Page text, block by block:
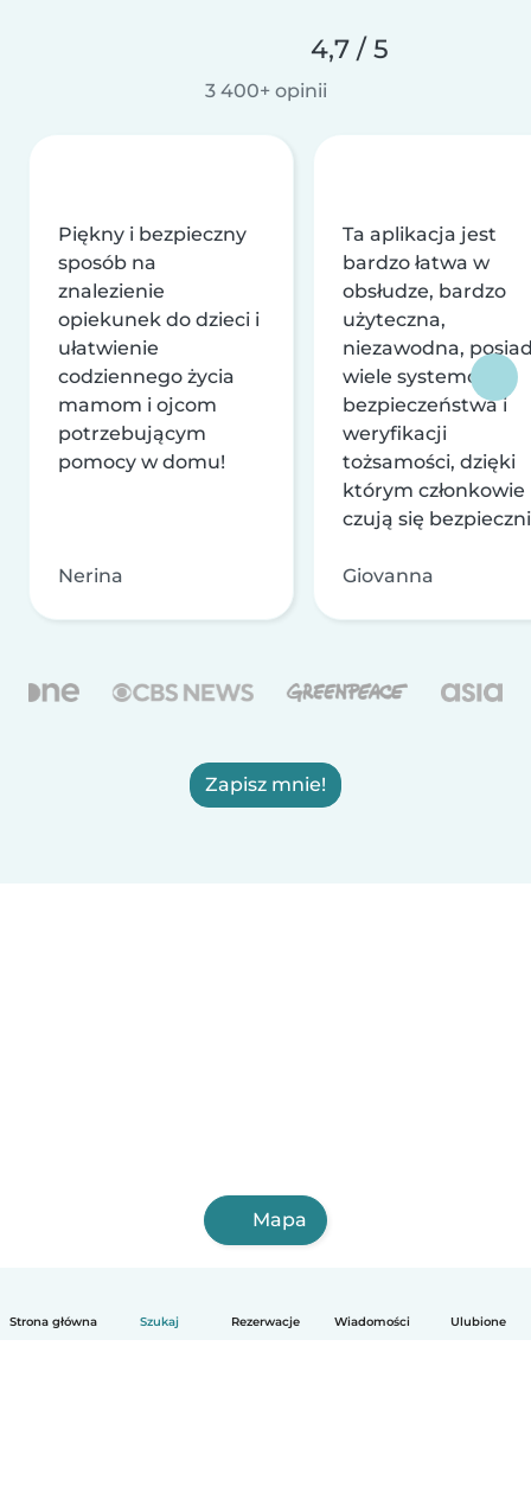
Strona główna Szukaj Rezerwacje Wiadomości Ulubione
4,7 / 5
3 400+ opinii
Piękny i bezpieczny
sposób na
znalezienie
opiekunek do dzieci i
ułatwienie
codziennego życia
mamom i ojcom
potrzebującym
pomocy w domu!
Nerina
Ta aplikacja jest
bardzo łatwa w
obsłudze, bardzo
użyteczna,
niezawodna,
wiele systemów
bezpieczeństwa i
weryfikacji
tożsamości, dzięki
którym członkowie
czują się
Giovanna
Zapisz mnie!
Mapa